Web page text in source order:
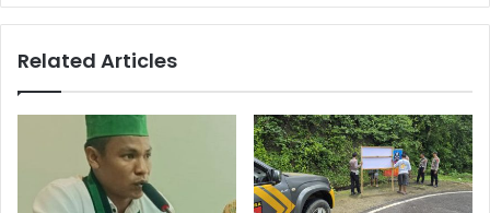
Related Articles